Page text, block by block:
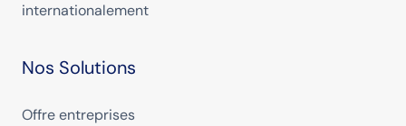
internationalement
Nos Solutions
Offre entreprises